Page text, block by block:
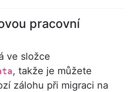
pracovní
ve složce
, takže je můžete
zálohu při migraci na